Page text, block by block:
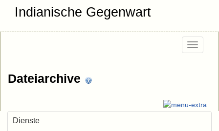
Indianische Gegenwart
Dateiarchive
Dienste